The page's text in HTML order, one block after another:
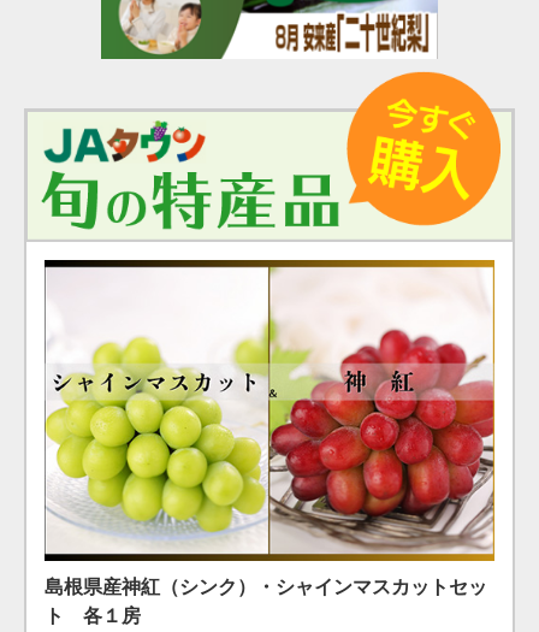
島根県産 シャインマスカット １房（600g）（7月下
旬〜8月上旬）
島根県産神紅（シンク）・シャインマスカットセッ
ト 各１房
島根県産 アールスメロン2玉箱
（税込）